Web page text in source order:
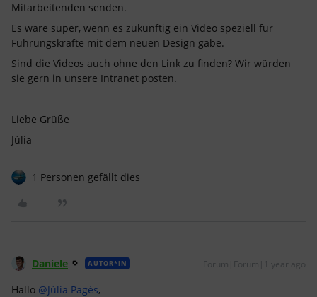
Mitarbeitenden senden.
Es wäre super, wenn es zukünftig ein Video speziell für
Führungskräfte mit dem neuen Design gäbe.
Sind die Videos auch ohne den Link zu finden? Wir würden
sie gern in unsere Intranet posten.
Liebe Grüße
Júlia
1 Personen gefällt dies
Daniele AUTOR*IN Forum|Forum|1 year ago
Hallo ​ @Júlia Pagès,